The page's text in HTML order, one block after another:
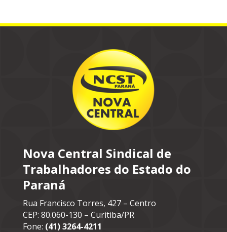
Nova Central Sindical de
Trabalhadores do Estado do
Paraná
Rua Francisco Torres, 427 – Centro
CEP: 80.060-130 – Curitiba/PR
Fone: (41) 3264-4211